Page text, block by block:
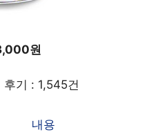
원
기 : 1,545건
내용